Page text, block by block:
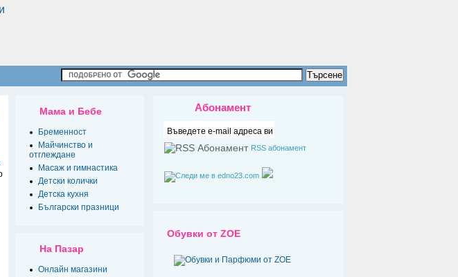
Мама и Бебе
Бременност
Майчинство и
отглеждане
Масаж и гимнастика
Детски колички
Детска кухня
Български празници
На Пазар
Онлайн магазини
Абонамент
RSS абонамент
Обувки от ZOE